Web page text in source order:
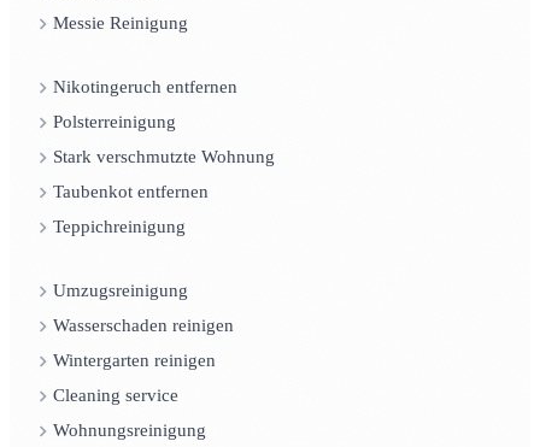
Messie Reinigung
Nikotingeruch entfernen
Polsterreinigung
Stark verschmutzte Wohnung
Taubenkot entfernen
Teppichreinigung
Umzugsreinigung
Wasserschaden reinigen
Wintergarten reinigen
Cleaning service
Wohnungsreinigung